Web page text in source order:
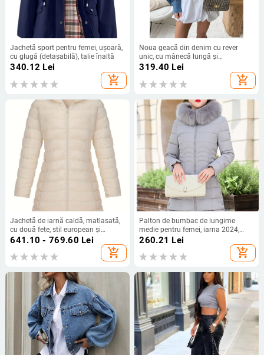
Jachetă sport pentru femei, ușoară,
cu glugă (detașabilă), talie înaltă
340.12 Lei
add_shopping_cart
Noua geacă din denim cu rever
unic, cu mânecă lungă și
decorațiune cu fundă,
transfrontalieră europeană și
americană
319.40 Lei
add_shopping_cart
Jachetă de iarnă caldă, matlasată,
cu două fețe, stil european și
american 2025, transfrontalieră,
641.10 - 769.60 Lei
add_shopping_cart
Palton de bumbac de lungime
medie pentru femei, iarna 2024,
palton nou din bumbac în stil
coreean, croială slim, palton gros și
călduros la modă
260.21 Lei
add_shopping_cart